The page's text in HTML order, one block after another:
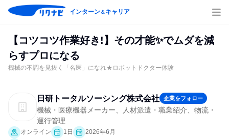
インターン＆キャリア
【コツコツ作業好き!】その才能✨でムダを減
らすプロになる
機械の不調を見抜く「名医」になれ★ロボットドクター体験
日研トータルソーシング株式会社 企業をフォロー
機械・医療機器メーカー、人材派遣・職業紹介、物流・
運行管理
オンライン 1日
2026年6月